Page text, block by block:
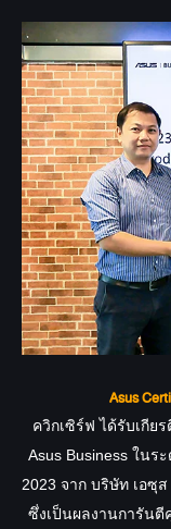
Asus
ควิกเซิร์ฟ ได้รับเกีย
Asus Business ในร
2023 จาก บริษัท เอซุ
ซึ่งเป็นผลงานการันตี